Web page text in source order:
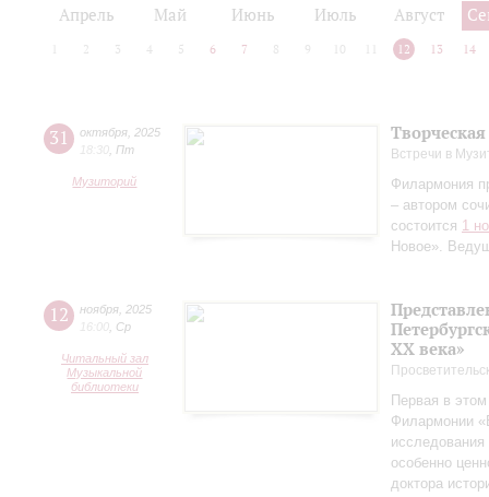
Апрель Май Июнь Июль Август
2 3 4 5 6 7 8 9 10 12 13 14
31 октября 2025
18:30 Пт
Музиторий
Встречи в
Филармония
– автором
состоится 1
Новое».
12 ноября 2025
16:00 Ср
Читальный зал
Музыкальной
библиотеки
ХХ века»
Первая в
Филармонии
особенно
доктора